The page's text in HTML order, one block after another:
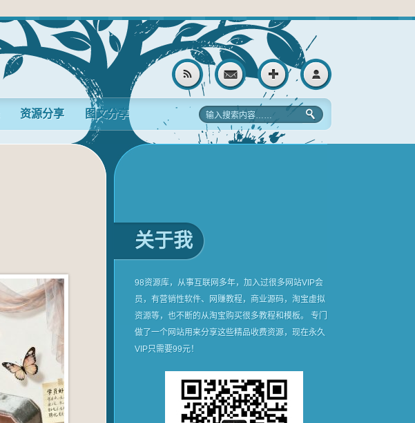
资源分享 图文分享
关于我
98资源库，从事互联网多年，加入过很多网站VIP会
员，有营销性软件、网赚教程，商业源码，淘宝虚拟
资源等，也不断的从淘宝购买很多教程和模板。 专门
做了一个网站用来分享这些精品收费资源，现在永久
VIP只需要99元！